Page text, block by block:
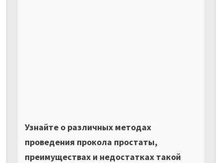
Узнайте о различных методах
проведения прокола простаты,
преимуществах и недостатках такой